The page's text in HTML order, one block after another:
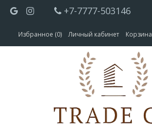
+7-7777-503146
Избранное (0) Личный кабинет Корзина